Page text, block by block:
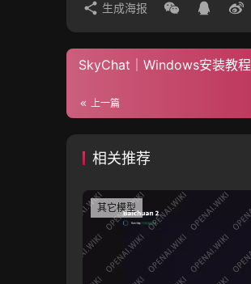
生成海报
SkyChat｜Windows安装教程
上一篇
相关推荐
其它模型